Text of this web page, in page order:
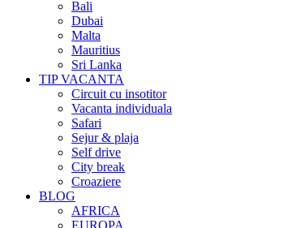
Bali
Dubai
Malta
Mauritius
Sri Lanka
TIP VACANTA
Circuit cu insotitor
Vacanta individuala
Safari
Sejur & plaja
Self drive
City break
Croaziere
BLOG
AFRICA
EUROPA